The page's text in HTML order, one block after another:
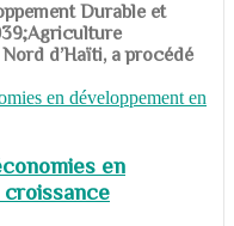
Durable et
d’Haïti, a procédé
en